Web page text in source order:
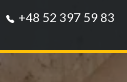
+48 52 397 59 83